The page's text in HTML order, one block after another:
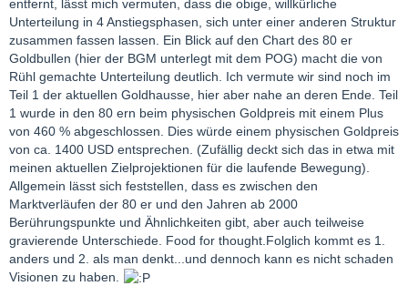
entfernt, lässt mich vermuten, dass die obige, willkürliche
Unterteilung in 4 Anstiegsphasen, sich unter einer anderen Struktur
zusammen fassen lassen. Ein Blick auf den Chart des 80 er
Goldbullen (hier der BGM unterlegt mit dem POG) macht die von
Rühl gemachte Unterteilung deutlich. Ich vermute wir sind noch im
Teil 1 der aktuellen Goldhausse, hier aber nahe an deren Ende. Teil
1 wurde in den 80 ern beim physischen Goldpreis mit einem Plus
von 460 % abgeschlossen. Dies würde einem physischen Goldpreis
von ca. 1400 USD entsprechen. (Zufällig deckt sich das in etwa mit
meinen aktuellen Zielprojektionen für die laufende Bewegung).
Allgemein lässt sich feststellen, dass es zwischen den
Marktverläufen der 80 er und den Jahren ab 2000
Berührungspunkte und Ähnlichkeiten gibt, aber auch teilweise
gravierende Unterschiede. Food for thought.Folglich kommt es 1.
anders und 2. als man denkt...und dennoch kann es nicht schaden
Visionen zu haben.